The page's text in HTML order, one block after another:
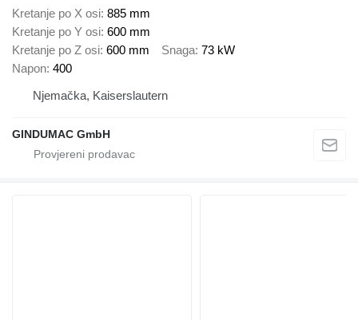
Kretanje po X osi 885 mm
Kretanje po Y osi 600 mm
Kretanje po Z osi 600 mm Snaga 73 kW
Napon 400
Njemačka, Kaiserslautern
GINDUMAC GmbH